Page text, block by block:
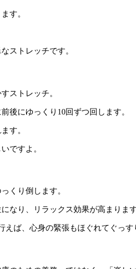
す。
ストレッチです。
ストレッチ。
後にゆっくり10回ずつ回します。
す。
ですよ。
くり倒します。
なり、リラックス効果が高まります
ば、心身の緊張もほぐれてぐっす